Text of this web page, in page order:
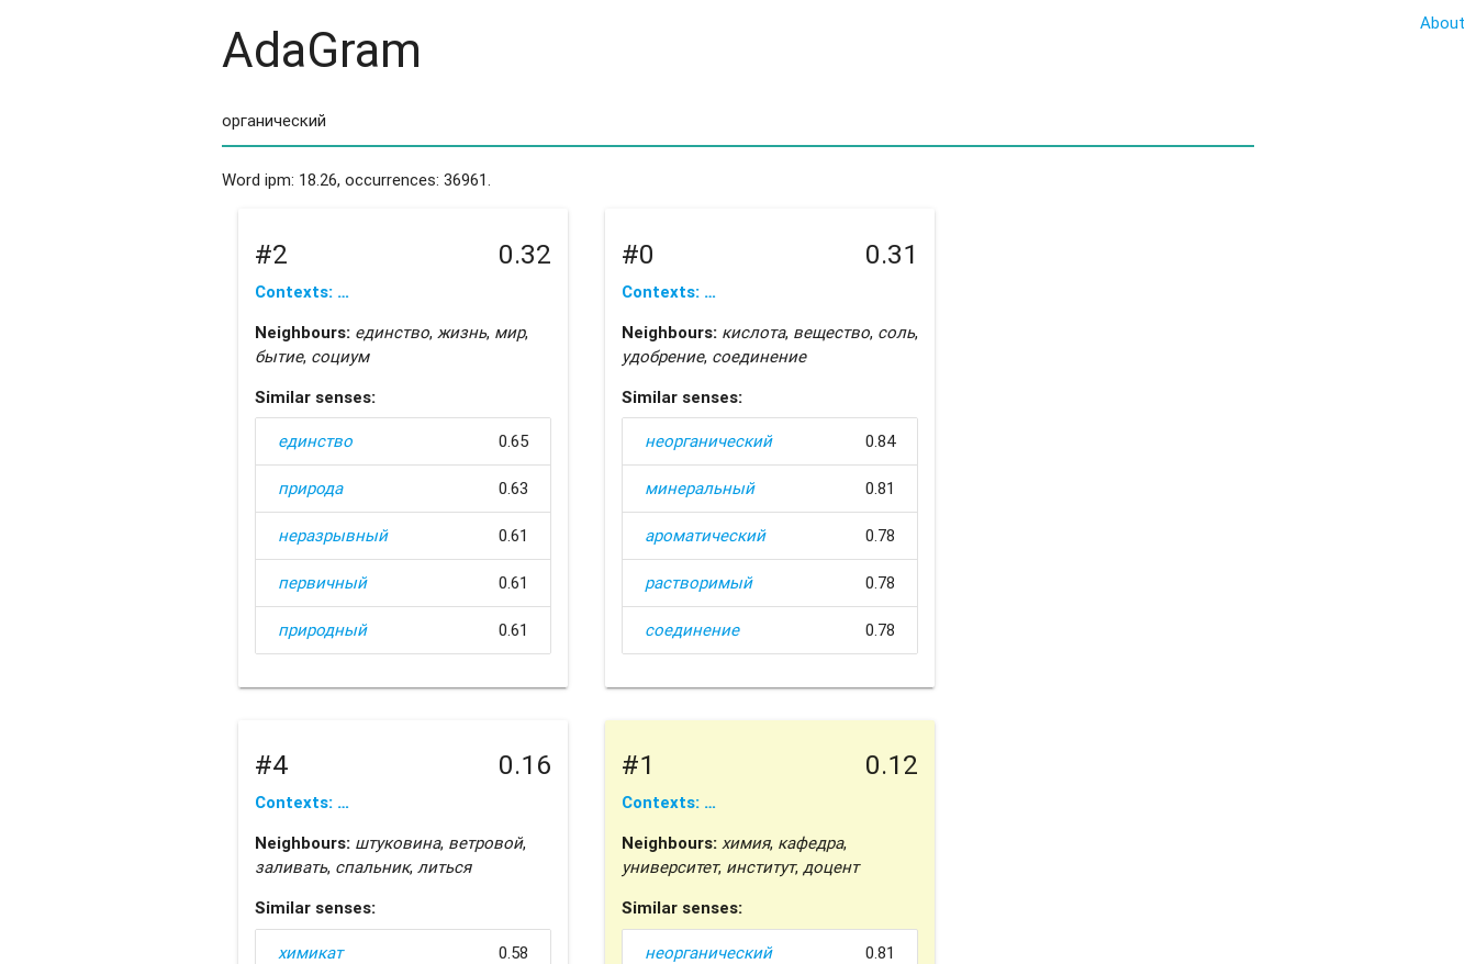
About
AdaGram
Word ipm: 18.26, occurrences: 36961.
#2 0.32
Contexts: …
Neighbours: единство, жизнь, мир,
бытие, социум
Similar senses:
единство 0.65
природа 0.63
неразрывный 0.61
первичный 0.61
природный 0.61
#0 0.31
Contexts: …
Neighbours: кислота, вещество, соль,
удобрение, соединение
Similar senses:
неорганический 0.84
минеральный 0.81
ароматический 0.78
растворимый 0.78
соединение 0.78
#4 0.16
Contexts: …
Neighbours: штуковина, ветровой,
заливать, спальник, литься
Similar senses:
химикат 0.58
#1 0.12
Contexts: …
Neighbours: химия, кафедра,
университет, институт, доцент
Similar senses:
неорганический 0.81